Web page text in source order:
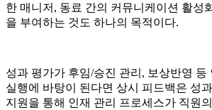
한 매니저, 동료 간의 커뮤니케이션 활성
을 부여하는 것도 하나의 목적이다.
성과 평가가 후임/승진 관리, 보상반영 등
실행에 바탕이 된다면 상시 피드백은 성
지원을 통해 인재 관리 프로세스가 직원